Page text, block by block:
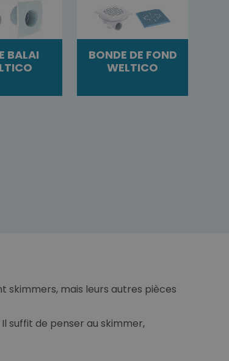
BALAI
BONDE DE FOND
WELTICO
skimmers, mais leurs autres pièces
suffit de penser au skimmer,